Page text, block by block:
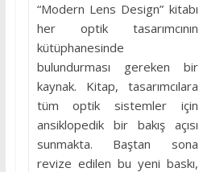
“Modern Lens Design” kitabı
her optik tasarımcının
kütüphanesinde
bulundurması gereken bir
kaynak. Kitap, tasarımcılara
tüm optik sistemler için
ansiklopedik bir bakış açısı
sunmakta. Baştan sona
revize edilen bu yeni baskı,